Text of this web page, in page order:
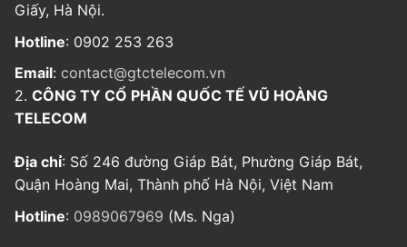
Giấy, Hà Nội.
Hotline: 0902 253 263
Email: contact@gtctelecom.vn
2. CÔNG TY CỔ PHẦN QUỐC TẾ VŨ HOÀNG
TELECOM
Địa chỉ: Số 246 đường Giáp Bát, Phường Giáp Bát,
Quận Hoàng Mai, Thành phố Hà Nội, Việt Nam
Hotline: 0989067969 (Ms. Nga)